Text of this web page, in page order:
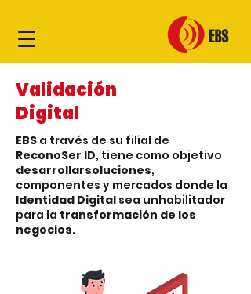
Validación
Digital
EBS a través de su filial de
ReconoSer ID, tiene como objetivo
desarrollarsoluciones,
componentes y mercados donde la
Identidad Digital sea unhabilitador
para la transformación de los
negocios.